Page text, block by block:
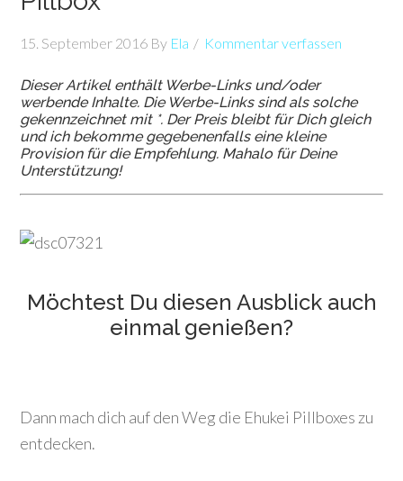
15. September 2016 By Ela Kommentar verfassen
Dieser Artikel enthält Werbe-Links und/oder
werbende Inhalte. Die Werbe-Links sind als solche
gekennzeichnet mit *. Der Preis bleibt für Dich gleich
und ich bekomme gegebenenfalls eine kleine
Provision für die Empfehlung. Mahalo für Deine
Unterstützung!
Möchtest Du diesen Ausblick auch
einmal genießen?
Dann mach dich auf den Weg die Ehukei Pillboxes zu
entdecken.